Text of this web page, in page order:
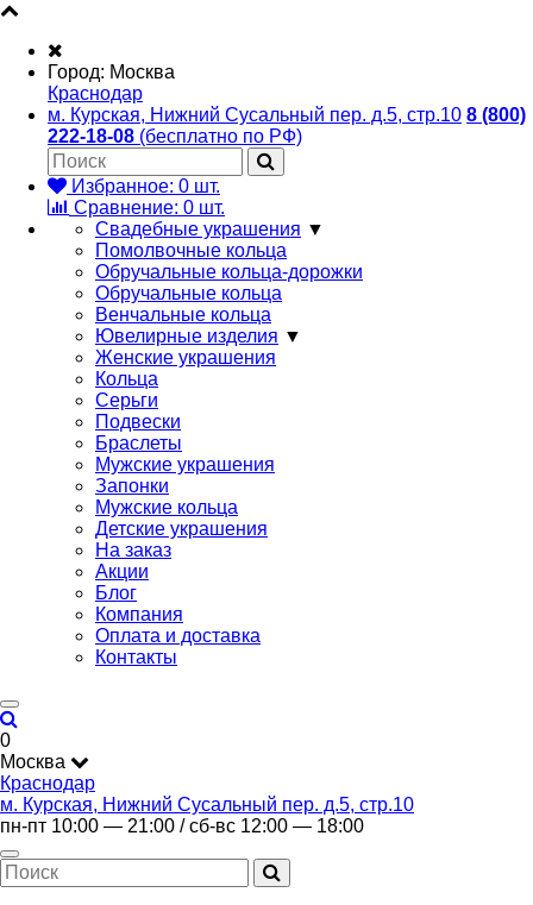
Город: Москва
Краснодар
м. Курская, Нижний Сусальный пер. д.5, стр.10 8 (800)
222-18-08 (бесплатно по РФ)
Избранное: 0 шт.
Сравнение: 0 шт.
Свадебные украшения ▼
Помолвочные кольца
Обручальные кольца-дорожки
Обручальные кольца
Венчальные кольца
Ювелирные изделия ▼
Женские украшения
Кольца
Серьги
Подвески
Браслеты
Мужские украшения
Запонки
Мужские кольца
Детские украшения
На заказ
Акции
Блог
Компания
Оплата и доставка
Контакты
0
Москва
Краснодар
м. Курская, Нижний Сусальный пер. д.5, стр.10
пн-пт 10:00 — 21:00 / сб-вс 12:00 — 18:00